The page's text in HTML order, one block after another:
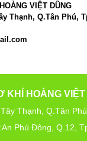
VIỆT DŨNG
Thạnh, Q.Tân Phú,
KHÍ HOÀNG
Thạnh, Q.Tân
Phú Đông, Q.12,